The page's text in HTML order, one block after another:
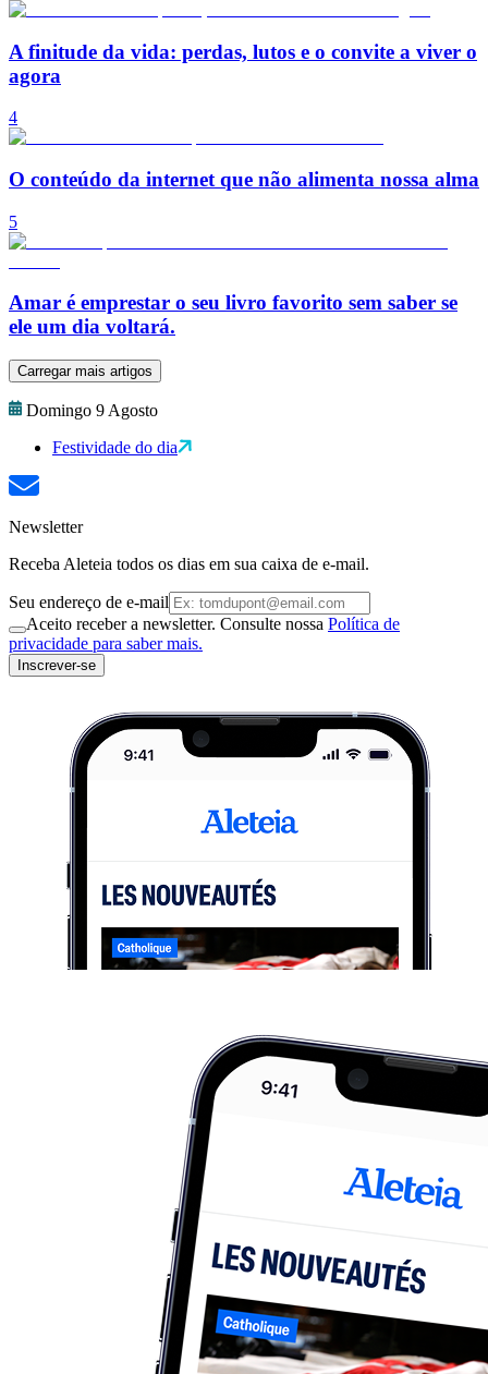
A finitude da vida: perdas, lutos e o convite a viver o
agora
4
O conteúdo da internet que não alimenta nossa alma
5
Amar é emprestar o seu livro favorito sem saber se
ele um dia voltará.
Carregar mais artigos
Domingo 9 Agosto
Festividade do dia
Newsletter
Receba Aleteia todos os dias em sua caixa de e-mail.
Seu endereço de e-mail
Aceito receber a newsletter. Consulte nossa Política de
privacidade para saber mais.
Inscrever-se